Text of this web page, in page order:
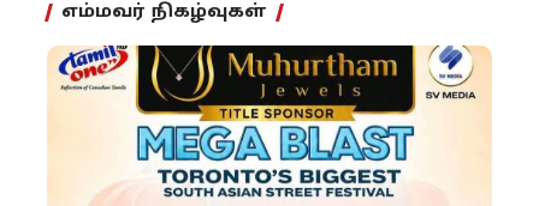
எம்மவர் நிகழ்வுகள்